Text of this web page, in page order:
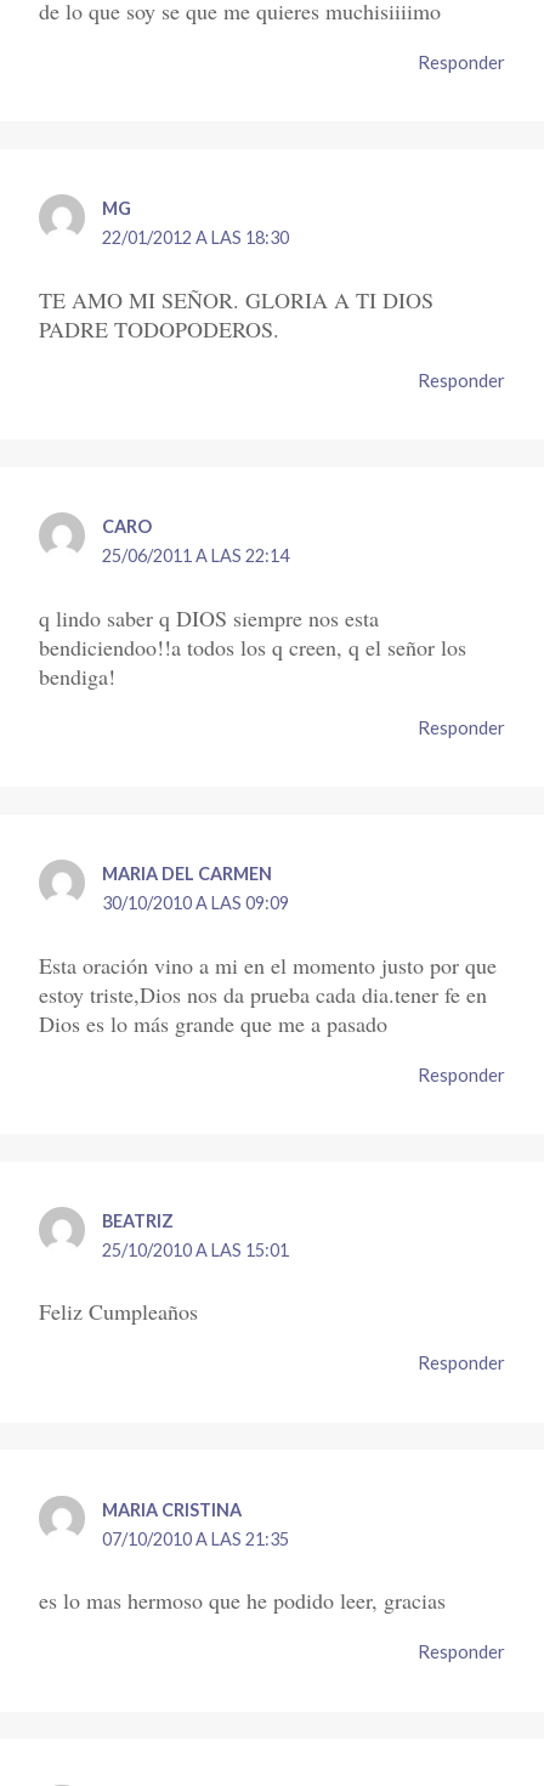
de lo que soy se que me quieres muchisiiiimo
Responder
MG
22/01/2012 A LAS 18:30
TE AMO MI SEÑOR. GLORIA A TI DIOS
PADRE TODOPODEROS.
Responder
CARO
25/06/2011 A LAS 22:14
q lindo saber q DIOS siempre nos esta
bendiciendoo!!a todos los q creen, q el señor los
bendiga!
Responder
MARIA DEL CARMEN
30/10/2010 A LAS 09:09
Esta oración vino a mi en el momento justo por que
estoy triste,Dios nos da prueba cada dia.tener fe en
Dios es lo más grande que me a pasado
Responder
BEATRIZ
25/10/2010 A LAS 15:01
Feliz Cumpleaños
Responder
MARIA CRISTINA
07/10/2010 A LAS 21:35
es lo mas hermoso que he podido leer, gracias
Responder